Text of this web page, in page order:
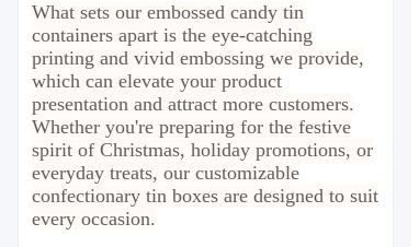
What sets our embossed candy tin
containers apart is the eye-catching
printing and vivid embossing we provide,
which can elevate your product
presentation and attract more customers.
Whether you're preparing for the festive
spirit of Christmas, holiday promotions, or
everyday treats, our customizable
confectionary tin boxes are designed to suit
every occasion.